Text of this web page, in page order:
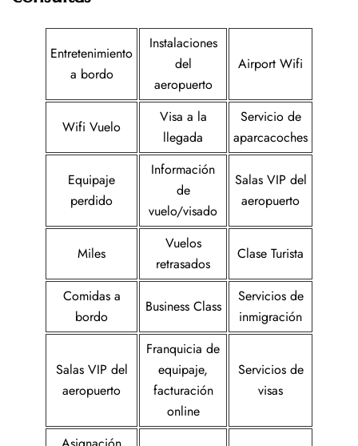
Entretenimiento
a bordo
Instalaciones
del
aeropuerto
Airport Wifi
Wifi Vuelo
Visa a la
llegada
Servicio de
aparcacoches
Equipaje
perdido
Información
de
vuelo/visado
Salas VIP del
aeropuerto
Miles
Vuelos
retrasados
Clase Turista
Comidas a
bordo
Business Class
Servicios de
inmigración
Salas VIP del
aeropuerto
Franquicia de
equipaje,
facturación
online
Servicios de
visas